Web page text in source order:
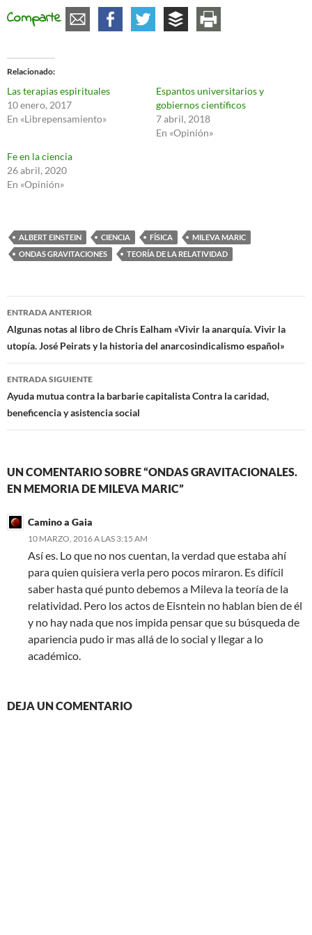
Comparte
Relacionado
Las terapias espirituales
10 enero, 2017
En «Librepensamiento»
Espantos universitarios y
gobiernos científicos
7 abril, 2018
En «Opinión»
Fe en la ciencia
26 abril, 2020
En «Opinión»
ALBERT EINSTEIN CIENCIA FÍSICA
MILEVA MARIC
ONDAS GRAVITACIONES
TEORÍA DE LA RELATIVIDAD
Navegación
de
entradas
ENTRADA ANTERIOR
Algunas notas al libro de Chris Ealham «Vivir la anarquía. Vivir la
utopía. José Peirats y la historia del anarcosindicalismo español»
ENTRADA SIGUIENTE
Ayuda mutua contra la barbarie capitalista Contra la caridad,
beneficencia y asistencia social
UN COMENTARIO SOBRE “ONDAS GRAVITACIONALES.
EN MEMORIA DE MILEVA MARIC”
Camino a Gaia
10 MARZO, 2016 A LAS 3:15 AM
Así es. Lo que no nos cuentan, la verdad que estaba ahí
para quien quisiera verla pero pocos miraron. Es difícil
saber hasta qué punto debemos a Mileva la teoría de la
relatividad. Pero los actos de Eisntein no hablan bien de él
y no hay nada que nos impida pensar que su búsqueda de
apariencia pudo ir mas allá de lo social y llegar a lo
académico.
DEJA UN COMENTARIO